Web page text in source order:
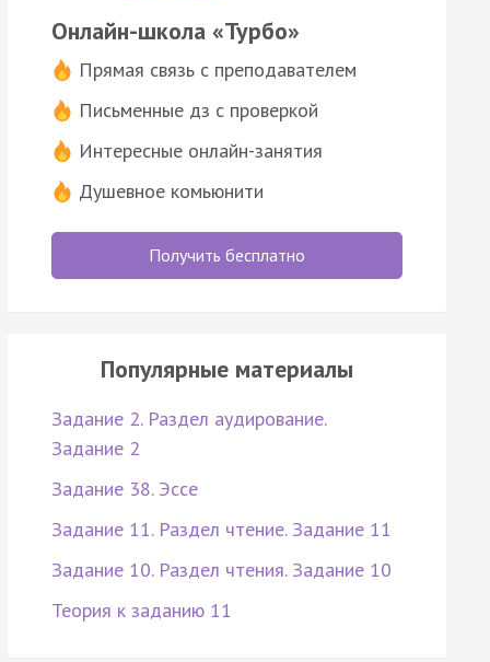
Онлайн-школа «Турбо»
Прямая связь с преподавателем
Письменные дз с проверкой
Интересные онлайн-занятия
Душевное комьюнити
Получить бесплатно
Популярные материалы
Задание 2. Раздел аудирование.
Задание 2
Задание 38. Эссе
Задание 11. Раздел чтение. Задание 11
Задание 10. Раздел чтения. Задание 10
Теория к заданию 11